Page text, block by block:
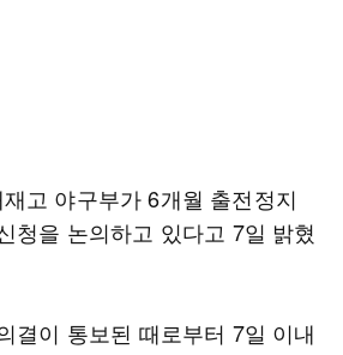
고 야구부가 6개월 출전정지
청을 논의하고 있다고 7일 밝혔
결이 통보된 때로부터 7일 이내